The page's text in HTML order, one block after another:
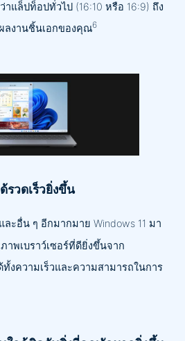
แล็ปท็อปทั่วไป (16:10 หรือ 16:9) ถึง
ลงานชิ้นเอกของคุณ6
รวดเร็วยิ่งขึ้น
ะอื่น ๆ อีกมากมาย Windows 11 มา
าพเบราว์เซอร์ที่ดียิ่งขึ้นจาก
งความเร็วและความสามารถในการ